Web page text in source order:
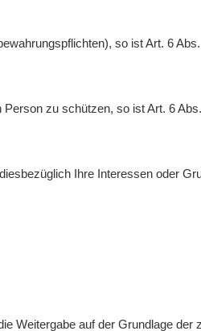
so ist Art. 6
zu schützen, so ist Art. 6
Ihre Interessen oder
Weitergabe auf der Grundlage der